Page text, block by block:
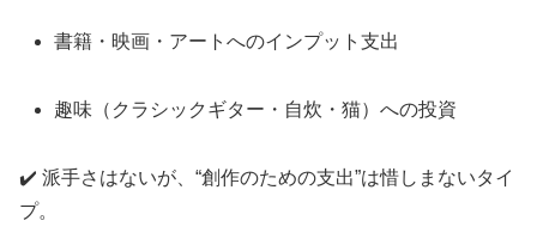
書籍・映画・アートへのインプット支出
趣味（クラシックギター・自炊・猫）への投資
✔️ 派手さはないが、“創作のための支出”は惜しまないタイ
プ。